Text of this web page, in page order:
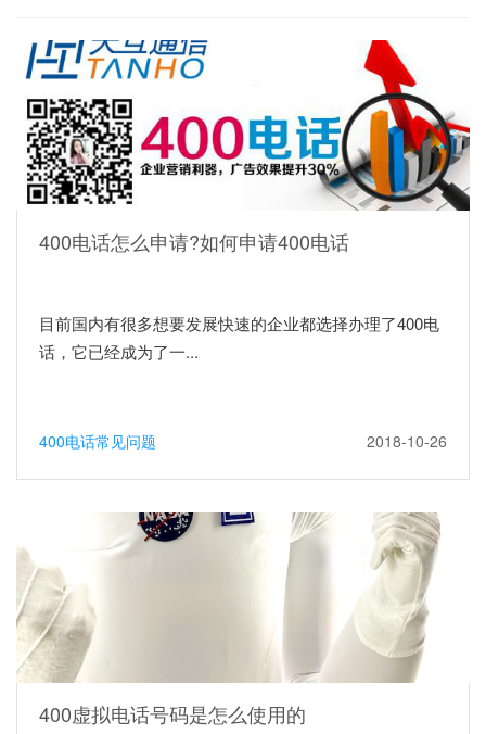
400电话怎么申请?如何申请400电话
目前国内有很多想要发展快速的企业都选择办理了400电
话，它已经成为了一...
400电话常见问题 2018-10-26
400虚拟电话号码是怎么使用的